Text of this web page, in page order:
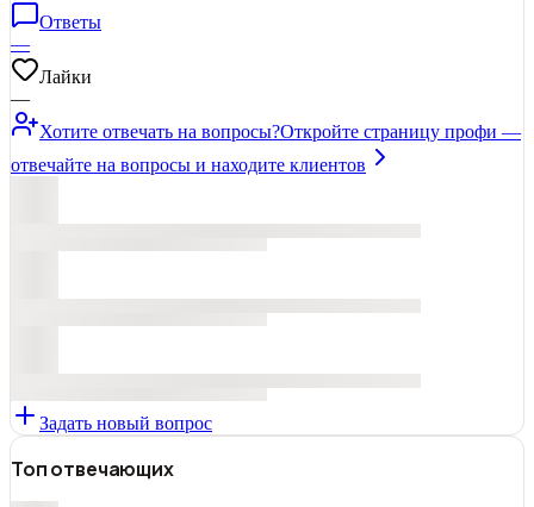
Ответы
—
Лайки
—
Хотите отвечать на вопросы?Откройте страницу профи —
отвечайте на вопросы и находите клиентов
Задать новый вопрос
Топ отвечающих